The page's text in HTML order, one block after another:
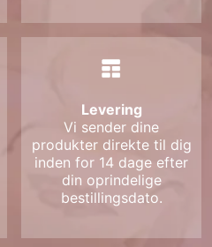
Levering
Vi sender dine
produkter direkte til dig
inden for 14 dage efter
din oprindelige
bestillingsdato.